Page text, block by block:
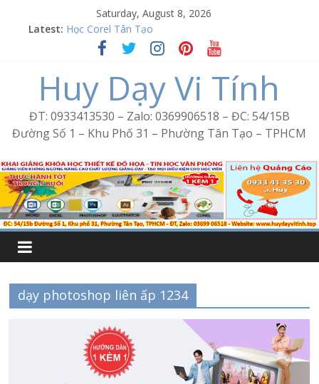
Saturday, August 8, 2026
Latest: Học Corel Tân Tạo
Cách tạo USB Boot bằng Ventoy
Khóa học Photoshop tại Tân Tạo
Excel Bình Trị Đông – Vi tính văn phòng cấp tốc
Word Bình Trị Đông – Tin học văn phòng cấp tốc
Huy Dạy Vi Tính
ĐT: 0933413530 – Zalo: 0369906518 – ĐC: 54/15B
Đường Số 1 – Khu Phố 31 – Phường Tân Tạo – TPHCM
dạy photoshop liên ấp 1234